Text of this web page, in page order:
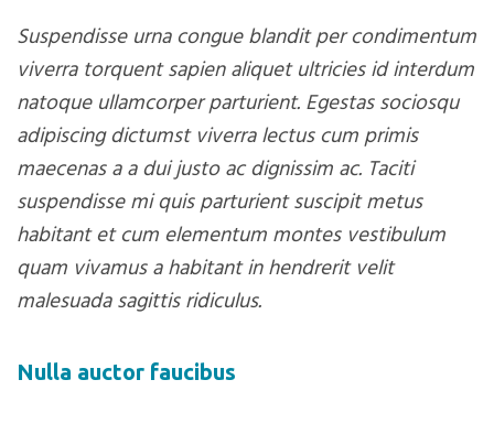
Suspendisse urna congue blandit per condimentum
viverra torquent sapien aliquet ultricies id interdum
natoque ullamcorper parturient. Egestas sociosqu
adipiscing dictumst viverra lectus cum primis
maecenas a a dui justo ac dignissim ac. Taciti
suspendisse mi quis parturient suscipit metus
habitant et cum elementum montes vestibulum
quam vivamus a habitant in hendrerit velit
malesuada sagittis ridiculus.
Nulla auctor faucibus